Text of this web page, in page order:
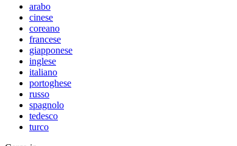
arabo
cinese
coreano
francese
giapponese
inglese
italiano
portoghese
russo
spagnolo
tedesco
turco